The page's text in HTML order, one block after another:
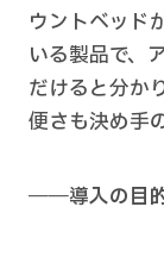
ウントベッド
いる製品で、
だけると分か
便さも決め手
――導入の目的